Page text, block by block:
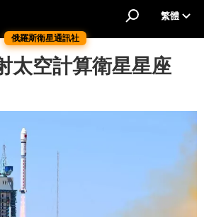
俄羅斯衛星通訊社
繁體
太空計算衛星星座